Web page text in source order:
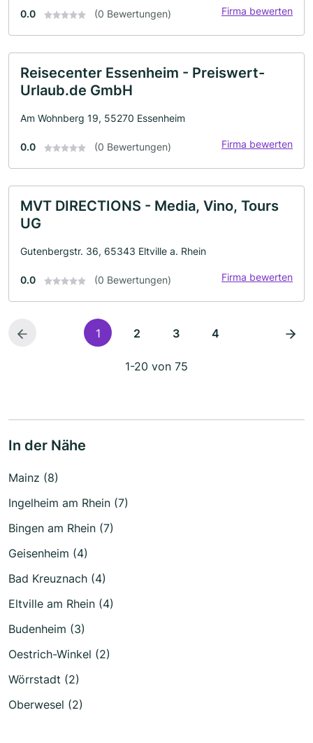
0.0 (0 Bewertungen) Firma bewerten
Reisecenter Essenheim - Preiswert-
Urlaub.de GmbH
Am Wohnberg 19, 55270 Essenheim
0.0 (0 Bewertungen) Firma bewerten
MVT DIRECTIONS - Media, Vino, Tours
UG
Gutenbergstr. 36, 65343 Eltville a. Rhein
0.0 (0 Bewertungen) Firma bewerten
1 2 3 4
1-20 von 75
In der Nähe
Mainz (8)
Ingelheim am Rhein (7)
Bingen am Rhein (7)
Geisenheim (4)
Bad Kreuznach (4)
Eltville am Rhein (4)
Budenheim (3)
Oestrich-Winkel (2)
Wörrstadt (2)
Oberwesel (2)